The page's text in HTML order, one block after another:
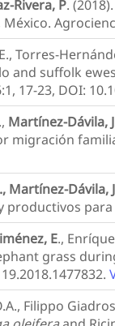
Rivera, P.
Torres-
and suffolk
17-23, DOI:
Martínez-Dávila,
migración
., Martínez-Dávila,
productivos
E.,
grass
Filippo